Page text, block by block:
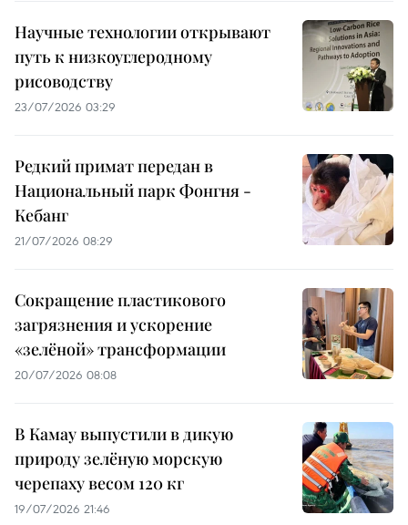
Научные технологии открывают
путь к низкоуглеродному
рисоводству
23/07/2026 03:29
Редкий примат передан в
Национальный парк Фонгня -
Кебанг
21/07/2026 08:29
Сокращение пластикового
загрязнения и ускорение
«зелёной» трансформации
20/07/2026 08:08
В Камау выпустили в дикую
природу зелёную морскую
черепаху весом 120 кг
19/07/2026 21:46